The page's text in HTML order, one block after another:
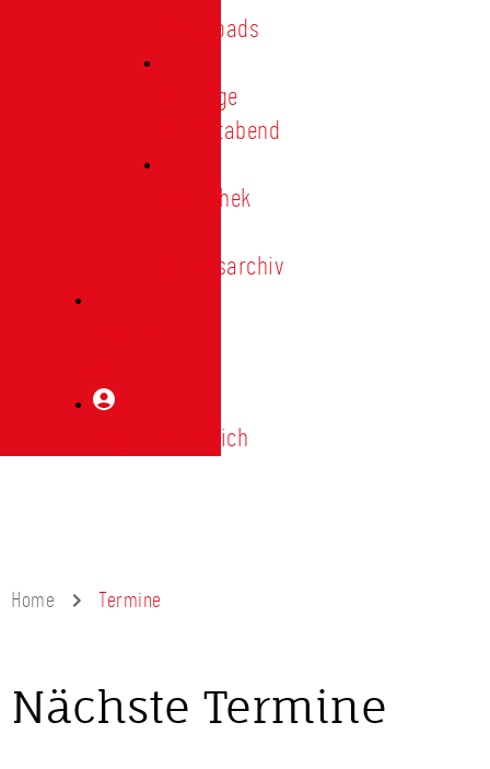
Downloads
Vorträge
Heimatabend
Bibliothek
Vereinsarchiv
Mitgliederbereich
Home Termine
Nächste Termine